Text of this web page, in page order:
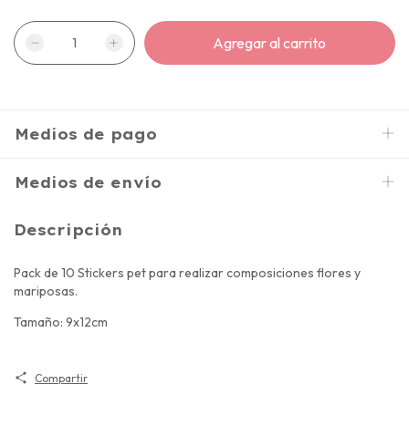
Medios de pago
Medios de envío
Descripción
Pack de 10 Stickers pet para realizar composiciones flores y
mariposas.
Tamaño: 9x12cm
Compartir